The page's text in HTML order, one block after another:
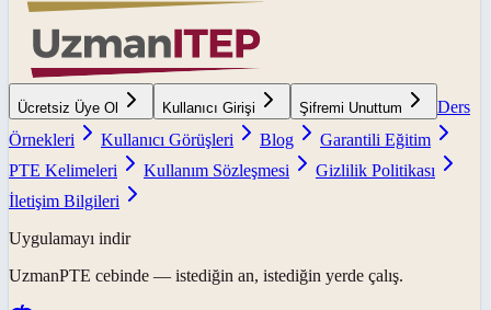
Ücretsiz Üye Ol Kullanıcı Girişi Şifremi Unuttum
Ders
Örnekleri
Kullanıcı Görüşleri Blog
Garantili Eğitim
PTE Kelimeleri
Kullanım Sözleşmesi
Gizlilik Politikası
İletişim Bilgileri
Uygulamayı indir
UzmanPTE cebinde — istediğin an, istediğin yerde çalış.